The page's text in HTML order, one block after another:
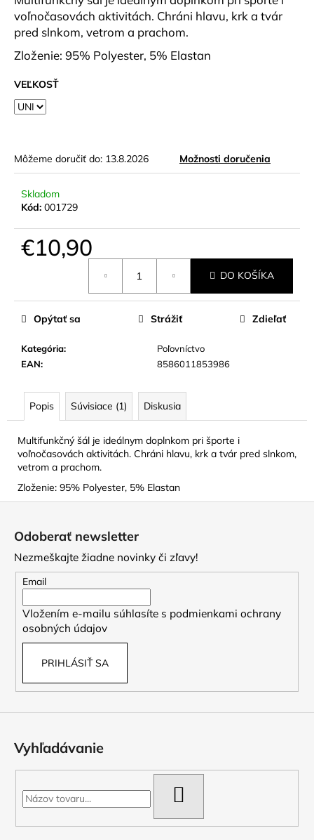
voľnočasovách aktivitách. Chráni hlavu, krk a tvár
pred slnkom, vetrom a prachom.
Zloženie: 95% Polyester, 5% Elastan
VEĽKOSŤ
Môžeme doručiť do: 13.8.2026 Možnosti doručenia
Skladom
Kód: 001729
€10,90
DO KOŠÍKA
Kategória:
Poľovníctvo
EAN: 8586011853986
Opýtať sa Strážiť Zdieľať
Popis Súvisiace (1) Diskusia
Multifunkčný šál je ideálnym doplnkom pri športe i
voľnočasovách aktivitách. Chráni hlavu, krk a tvár pred slnkom,
vetrom a prachom.
Zloženie: 95% Polyester, 5% Elastan
a
m
e
DÁMSKE
TRIČKO
WOOL
Odoberať newsletter
Nezmeškajte žiadne novinky či zľavy!
Email
Vložením e-mailu súhlasíte s podmienkami ochrany
osobných údajov
PRIHLÁSIŤ SA
Vyhľadávanie